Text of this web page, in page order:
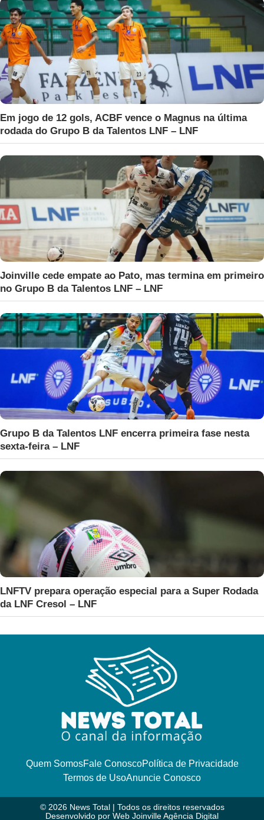
Em jogo de 12 gols, ACBF vence o Magnus na última
rodada do Grupo B da Talentos LNF – LNF
Joinville cede empate ao Pato, mas termina em primeiro
no Grupo B da Talentos LNF – LNF
Grupo B da Talentos LNF encerra primeira fase nesta
sexta-feira – LNF
LNFTV prepara operação especial para a Super Rodada
da LNF Cresol – LNF
Quem SomosFale ConoscoPolítica de Privacidade
Termos de UsoAnuncie Conosco
© 2026 News Total | Todos os direitos reservados
Desenvolvido por Web Joinville Agência Digital